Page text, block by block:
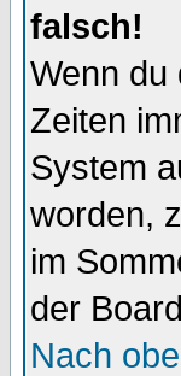
falsch!
Wenn du
Zeiten
System
worden,
im
der
Nach